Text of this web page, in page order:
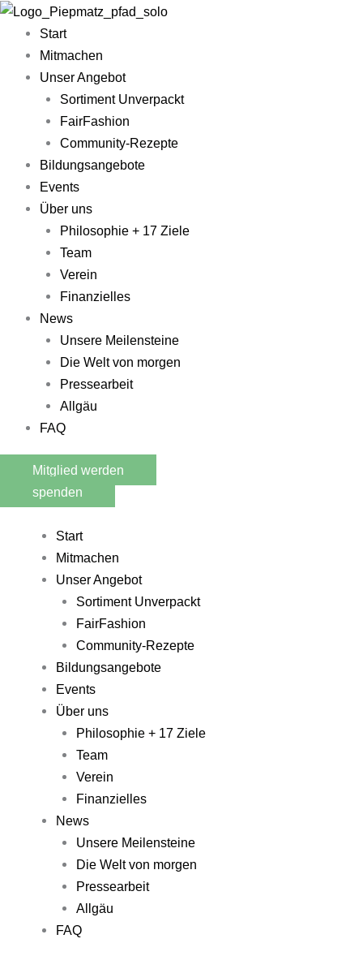
Zum
Inhalt
springen
Main
Menu
Start
Mitmachen
Unser Angebot
Sortiment Unverpackt
FairFashion
Community-Rezepte​
Bildungsangebote
Events
Über uns
Philosophie + 17 Ziele
Team
Verein
Finanzielles
News
Unsere Meilensteine
Die Welt von morgen
Pressearbeit
Allgäu
FAQ
Mitglied werden
spenden
Start
Mitmachen
Unser Angebot
Sortiment Unverpackt
FairFashion
Community-Rezepte​
Bildungsangebote
Events
Über uns
Philosophie + 17 Ziele
Team
Verein
Finanzielles
News
Unsere Meilensteine
Die Welt von morgen
Pressearbeit
Allgäu
FAQ